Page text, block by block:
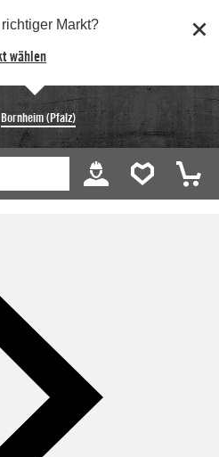
Markt?
wählen
Bornheim (Pfalz)